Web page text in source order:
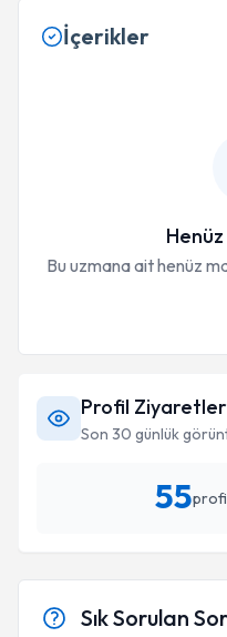
İçerikler
Bu uzmana ait henüz
Profil
Son 30 günlük
55
Sık Sorulan